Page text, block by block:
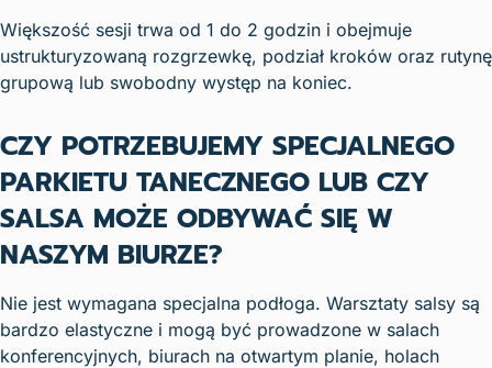
Większość sesji trwa od 1 do 2 godzin i obejmuje
ustrukturyzowaną rozgrzewkę, podział kroków oraz rutynę
grupową lub swobodny występ na koniec.
CZY POTRZEBUJEMY SPECJALNEGO
PARKIETU TANECZNEGO LUB CZY
SALSA MOŻE ODBYWAĆ SIĘ W
NASZYM BIURZE?
Nie jest wymagana specjalna podłoga. Warsztaty salsy są
bardzo elastyczne i mogą być prowadzone w salach
konferencyjnych, biurach na otwartym planie, holach